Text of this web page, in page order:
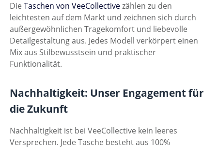
Die Taschen von VeeCollectivezählen zu den
leichtesten auf dem Markt und zeichnen sich durch
außergewöhnlichen Tragekomfort und liebevolle
Detailgestaltung aus. Jedes Modell verkörpert einen
Mix aus Stilbewusstsein und praktischer
Funktionalität.
Nachhaltigkeit: Unser Engagement für
die Zukunft
Nachhaltigkeit ist bei VeeCollective kein leeres
Versprechen. Jede Tasche besteht aus 100%